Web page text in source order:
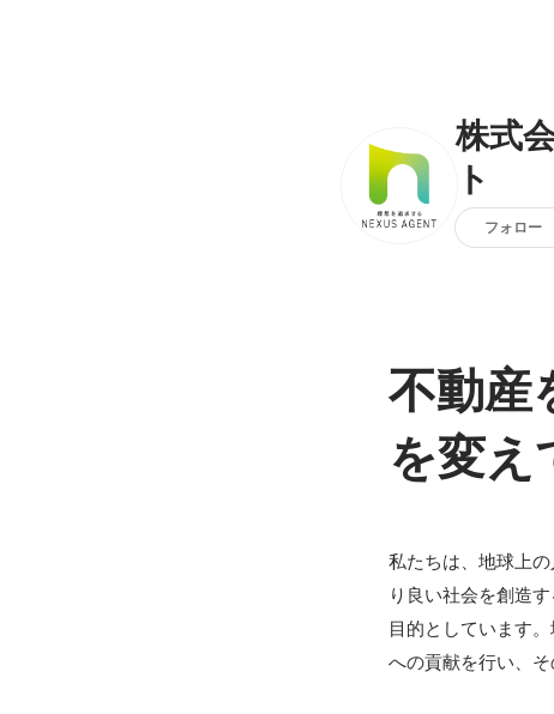
株式
ト
フォロー
不動産
を変え
私たちは、地球上
り良い社会を創造
目的としています
への貢献を行い、